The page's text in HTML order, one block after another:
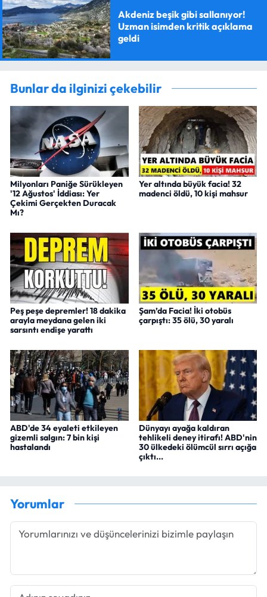
Akdeniz beşik gibi sallanıyor!
Uzman isimden kritik açıklama
geldi
Bunlar da ilginizi çekebilir
Milyonları Paniğe Sürükleyen
'12 Ağustos' İddiası: Yer
Çekimi Gerçekten Duracak
Mı?
Yer altında büyük facia! 32
madenci öldü, 10 kişi mahsur
Peş peşe depremler! 18 dakika
arayla meydana gelen iki
sarsıntı endişe yarattı
Şam’da Facia! İki otobüs
çarpıştı: 35 ölü, 30 yaralı
ABD'de 34 eyaleti etkileyen
gizemli salgın: 7 bin kişi
hastalandı
Dünyayı ayağa kaldıran
tehlikeli deney itirafı! ABD'nin
30 ülkedeki ölümcül sırrı açığa
çıktı...
Yorumlar